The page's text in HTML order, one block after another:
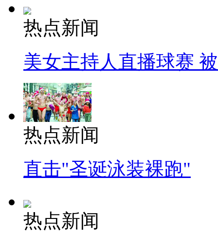
热点新闻
美女主持人直播球赛
热点新闻
直击"圣诞泳装裸跑"
热点新闻